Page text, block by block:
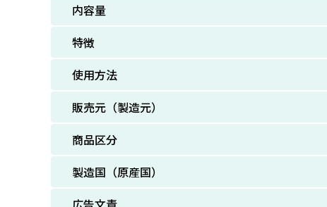
内容量
特徴
使用方法
販売元（製造元）
商品区分
製造国（原産国）